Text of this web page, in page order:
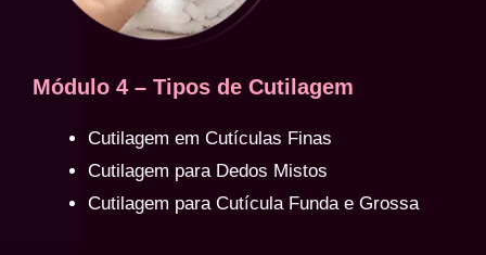
Módulo 4 – Tipos de Cutilagem
Cutilagem em Cutículas Finas
Cutilagem para Dedos Mistos
Cutilagem para Cutícula Funda e Grossa